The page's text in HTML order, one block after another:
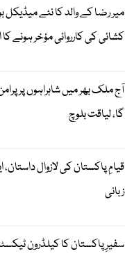
میر رضا کے والد کا نئے میڈیکل
کشائی کی کارروائی مؤخر ہونے
آج ملک بھر میں شاہراہوں پر
گا، لیاقت بلوچ
قیامِ پاکستان کی لازوال
زبانی
سفیرِ پاکستان کا کیلڈرون